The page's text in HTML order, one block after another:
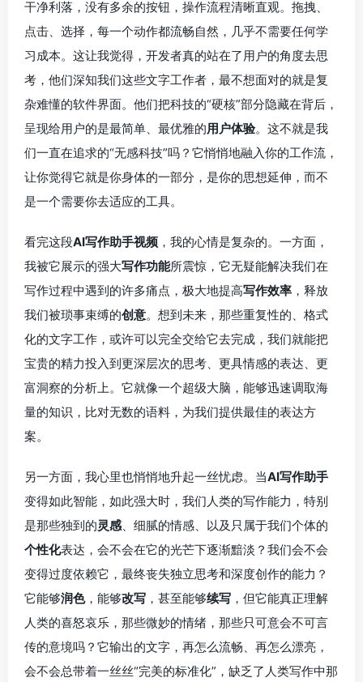
干净利落，没有多余的按钮，操作流程清晰直观。拖拽、
点击、选择，每一个动作都流畅自然，几乎不需要任何学
习成本。这让我觉得，开发者真的站在了用户的角度去思
考，他们深知我们这些文字工作者，最不想面对的就是复
杂难懂的软件界面。他们把科技的“硬核”部分隐藏在背后，
呈现给用户的是最简单、最优雅的用户体验。这不就是我
们一直在追求的“无感科技”吗？它悄悄地融入你的工作流，
让你觉得它就是你身体的一部分，是你的思想延伸，而不
是一个需要你去适应的工具。
看完这段AI写作助手视频 ，我的心情是复杂的。一方面，
我被它展示的强大写作功能所震惊，它无疑能解决我们在
写作过程中遇到的许多痛点，极大地提高写作效率 ，释放
我们被琐事束缚的创意。想到未来，那些重复性的、格式
化的文字工作，或许可以完全交给它去完成，我们就能把
宝贵的精力投入到更深层次的思考、更具情感的表达、更
富洞察的分析上。它就像一个超级大脑，能够迅速调取海
量的知识，比对无数的语料，为我们提供最佳的表达方
案。
另一方面，我心里也悄悄地升起一丝忧虑。当AI写作助手
变得如此智能，如此强大时，我们人类的写作能力，特别
是那些独到的灵感 、细腻的情感、以及只属于我们个体的
个性化表达，会不会在它的光芒下逐渐黯淡？我们会不会
变得过度依赖它，最终丧失独立思考和深度创作的能力？
它能够润色，能够改写 ，甚至能够续写 ，但它能真正理解
人类的喜怒哀乐，那些微妙的情绪，那些只可意会不可言
传的意境吗？它输出的文字，再怎么流畅、再怎么漂亮，
会不会总带着一丝丝“完美的标准化”，缺乏了人类写作中那